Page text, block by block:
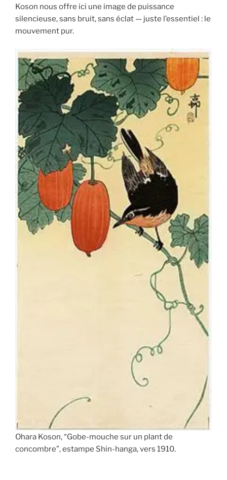
Koson nous offre ici une image de puissance
silencieuse, sans bruit, sans éclat — juste l’essentiel : le
mouvement pur.
Ohara Koson, “Gobe-mouche sur un plant de
concombre”, estampe Shin-hanga, vers 1910.